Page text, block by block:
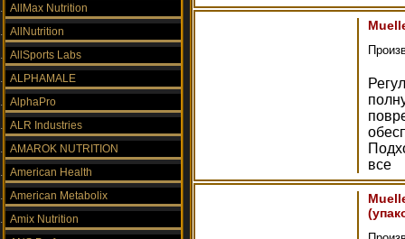
AllMax Nutrition
AllNutrition
AllSports Labs
ALPHAMALE
AlphaPro
ALR Industries
AMAROK NUTRITION
American Health
American Metabolix
Amix Nutrition
все